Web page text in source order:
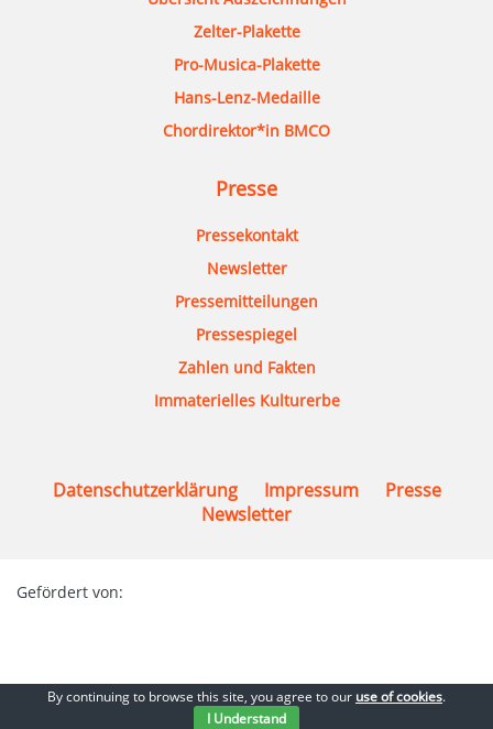
Zelter-Plakette
Pro-Musica-Plakette
Hans-Lenz-Medaille
Chordirektor*in BMCO
Presse
Pressekontakt
Newsletter
Pressemitteilungen
Pressespiegel
Zahlen und Fakten
Immaterielles Kulturerbe
Datenschutzerklärung Impressum
Presse
Newsletter
Gefördert von:
© 2026 Bundesmusikverband Chor & Orchester e.V.
By continuing to browse this site, you agree to our use of cookies.
I Understand